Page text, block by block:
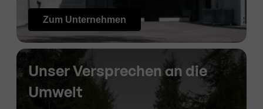
Zum Unternehmen
Unser Versprechen an die
Umwelt